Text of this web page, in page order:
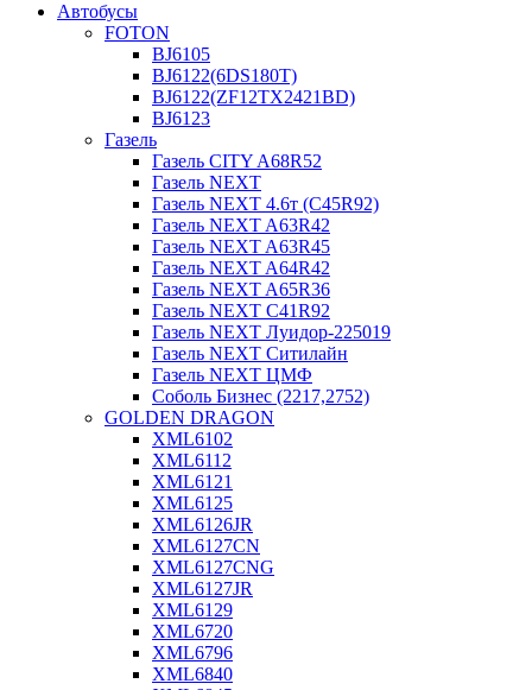
Автобусы
FOTON
BJ6105
BJ6122(6DS180T)
BJ6122(ZF12TX2421BD)
BJ6123
Газель
Газель CITY A68R52
Газель NEXT
Газель NEXT 4.6т (C45R92)
Газель NEXT A63R42
Газель NEXT A63R45
Газель NEXT A64R42
Газель NEXT A65R36
Газель NEXT C41R92
Газель NEXT Луидор-225019
Газель NEXT Ситилайн
Газель NEXT ЦМФ
Соболь Бизнес (2217,2752)
GOLDEN DRAGON
XML6102
XML6112
XML6121
XML6125
XML6126JR
XML6127CN
XML6127CNG
XML6127JR
XML6129
XML6720
XML6796
XML6840